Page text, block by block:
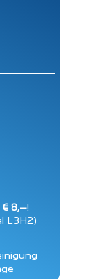
€ 8,–!
L3H2)